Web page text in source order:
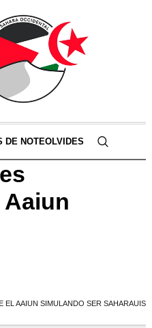
DE NOTEOLVIDES
EL AAIUN SIMULANDO SER SAHARAUIS